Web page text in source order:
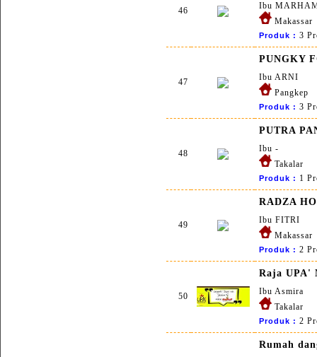
46
Ibu
Makassar
Produk : 3
47
PUNGKY
Ibu ARNI
Pangkep
Produk : 3
48
PUTRA
Ibu -
Takalar
Produk : 1
49
RADZA
Ibu FITRI
Makassar
Produk : 2
50
Raja UPA'
Ibu Asmira
Takalar
Produk : 2
Rumah